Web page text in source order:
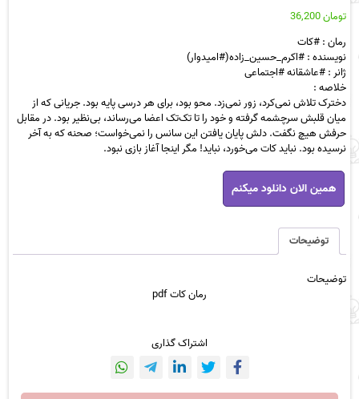
تومان36,200
رمان : #کات
نویسنده : #اکرم_حسین_زاده(#امیدوار)
ژانر : #عاشقانه #اجتماعی
خلاصه :
دخترک تلاش نمی‌کرد، زور نمی‌زد. محو بود، برای هر درسی پایه بود. جریانی که از
میان قلبش سرچشمه گرفته و خود را تا تک‌تک اعضا می‌رساند، بی‌نظیر بود. در مقابل
حرفش هیچ نگفت. دلش پایان یافتن این سانس را نمی‌خواست؛ صحنه که به آخر
نرسیده بود. نباید کات می‌خورد، نباید! مگر اینجا آغاز بازی نبود.
رمان
کات
pdf
همین الان دانلود میکنم
توضیحات
توضیحات
رمان کات pdf
اشتراک گذاری